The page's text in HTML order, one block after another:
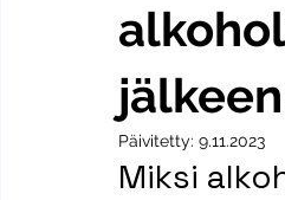
Päivitetty: 9.11.2023
Miksi